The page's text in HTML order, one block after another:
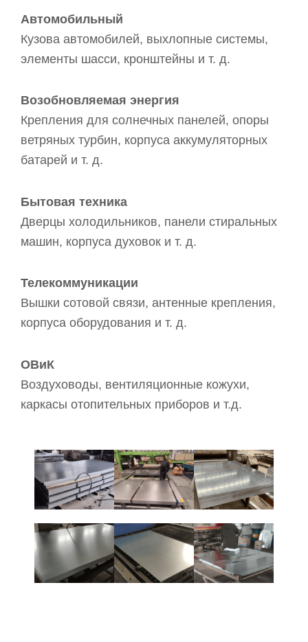
Автомобильный
Кузова автомобилей, выхлопные системы,
элементы шасси, кронштейны и т. д.
Возобновляемая энергия
Крепления для солнечных панелей, опоры
ветряных турбин, корпуса аккумуляторных
батарей и т. д.
Бытовая техника
Дверцы холодильников, панели стиральных
машин, корпуса духовок и т. д.
Телекоммуникации
Вышки сотовой связи, антенные крепления,
корпуса оборудования и т. д.
ОВиК
Воздуховоды, вентиляционные кожухи,
каркасы отопительных приборов и т.д.